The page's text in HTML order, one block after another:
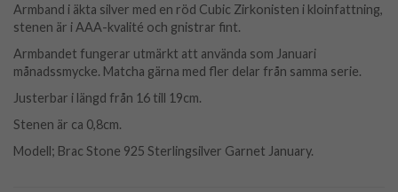
Armband i äkta silver med en röd Cubic Zirkonisten i kloinfattning,
stenen är i AAA-kvalité och gnistrar fint.
Armbandet fungerar utmärkt att använda som Januari
månadssmycke. Matcha gärna med fler delar från samma serie.
Justerbar i längd från 16 till 19cm.
Stenen är ca 0,8cm.
Modell; Brac Stone 925 Sterlingsilver Garnet January.